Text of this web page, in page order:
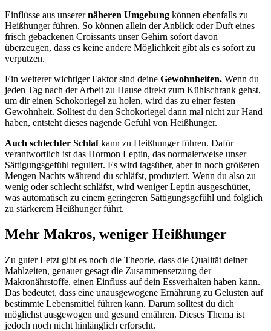
Einflüsse aus unserernäheren Umgebung können ebenfalls zu
Heißhunger führen. So können allein der Anblick oder Duft eines
frisch gebackenen Croissants unser Gehirn sofort davon
überzeugen, dass es keine andere Möglichkeit gibt als es sofort zu
verputzen.
Ein weiterer wichtiger Faktor sind deine Gewohnheiten. Wenn du
jeden Tag nach der Arbeit zu Hause direkt zum Kühlschrank gehst,
um dir einen Schokoriegel zu holen, wird das zu einer festen
Gewohnheit. Solltest du den Schokoriegel dann mal nicht zur Hand
haben, entsteht dieses nagende Gefühl von Heißhunger.
Auch schlechter Schlafkann zu Heißhunger führen. Dafür
verantwortlich ist das Hormon Leptin, das normalerweise unser
Sättigungsgefühl reguliert. Es wird tagsüber, aber in noch größeren
Mengen Nachts während du schläfst, produziert. Wenn du also zu
wenig oder schlecht schläfst, wird weniger Leptin ausgeschüttet,
was automatisch zu einem geringeren Sättigungsgefühl und folglich
zu stärkerem Heißhunger führt.
Mehr Makros, weniger Heißhunger
Zu guter Letzt gibt es noch die Theorie, dass die Qualität deiner
Mahlzeiten, genauer gesagt die Zusammensetzung der
Makronährstoffe, einen Einfluss auf dein Essverhalten haben kann.
Das bedeutet, dass eine unausgewogene Ernährung zu Gelüsten auf
bestimmte Lebensmittel führen kann. Darum solltest du dich
möglichst ausgewogen und gesund ernähren. Dieses Thema ist
jedoch noch nicht hinlänglich erforscht.